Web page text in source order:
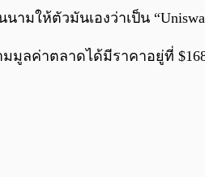
ามให้ตัวมันเองว่าเป็น
มูลค่าตลาดได้มีราคาอยู่ที่